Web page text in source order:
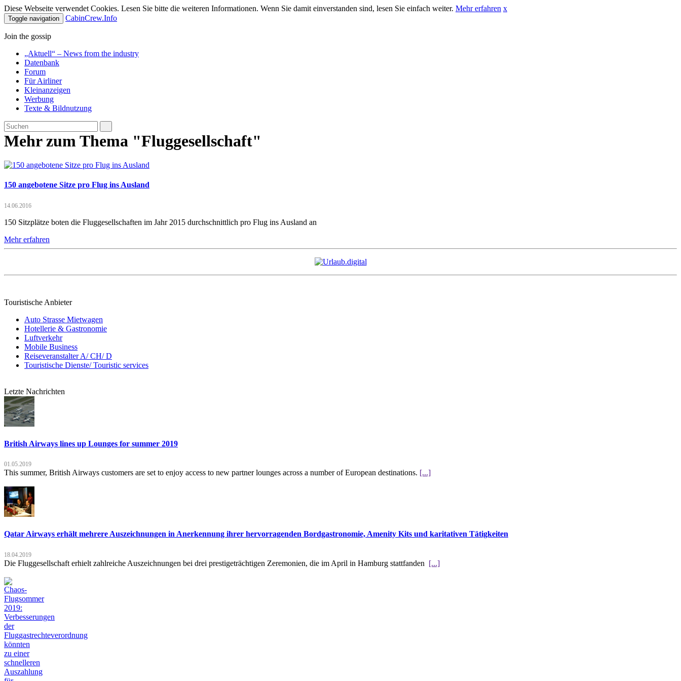
Diese Webseite verwendet Cookies. Lesen Sie bitte die weiteren Informationen. Wenn Sie damit einverstanden sind, lesen Sie einfach weiter. Mehr erfahren x
Toggle navigation CabinCrew.Info
Join the gossip
„Aktuell“ – News from the industry
Datenbank
Forum
Für Airliner
Kleinanzeigen
Werbung
Texte & Bildnutzung
Mehr zum Thema "Fluggesellschaft"
150 angebotene Sitze pro Flug ins Ausland
14.06.2016
150 Sitzplätze boten die Fluggesellschaften im Jahr 2015 durchschnittlich pro Flug ins Ausland an
Mehr erfahren
Touristische Anbieter
Auto Strasse Mietwagen
Hotellerie & Gastronomie
Luftverkehr
Mobile Business
Reiseveranstalter A/ CH/ D
Touristische Dienste/ Touristic services
Letzte Nachrichten
British Airways lines up Lounges for summer 2019
01.05.2019
This summer, British Airways customers are set to enjoy access to new partner lounges across a number of European destinations. [...]
Qatar Airways erhält mehrere Auszeichnungen in Anerkennung ihrer hervorragenden Bordgastronomie, Amenity Kits und karitativen Tätigkeiten
18.04.2019
Die Fluggesellschaft erhielt zahlreiche Auszeichnungen bei drei prestigeträchtigen Zeremonien, die im April in Hamburg stattfanden [...]